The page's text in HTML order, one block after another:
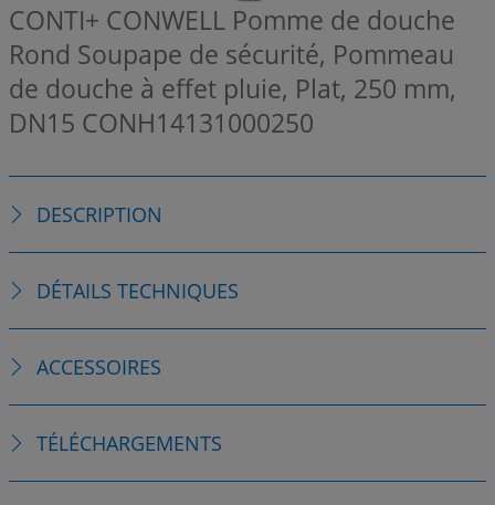
CONTI+ CONWELL Pomme de douche
Rond Soupape de sécurité, Pommeau
de douche à effet pluie, Plat, 250 mm,
DN15 CONH14131000250
DESCRIPTION
DÉTAILS TECHNIQUES
ACCESSOIRES
TÉLÉCHARGEMENTS